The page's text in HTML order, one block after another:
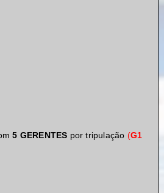
5 GERENTES por tripulação (G1